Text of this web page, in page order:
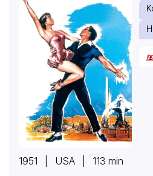
1951 | USA | 113 min